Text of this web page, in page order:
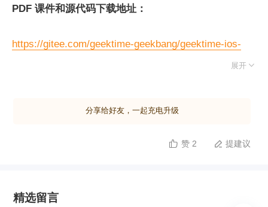
PDF 课件和源代码下载地址：
https://gitee.com/geektime-geekbang/geektime-ios-
展开 
分享给好友，一起充电升级
 赞 2  提建议
精选留言